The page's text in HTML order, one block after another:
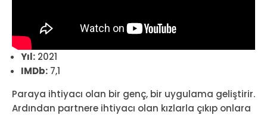
Yıl: 2021
IMDb: 7,1
Paraya ihtiyacı olan bir genç, bir uygulama geliştirir.
Ardından partnere ihtiyacı olan kızlarla çıkıp onlara